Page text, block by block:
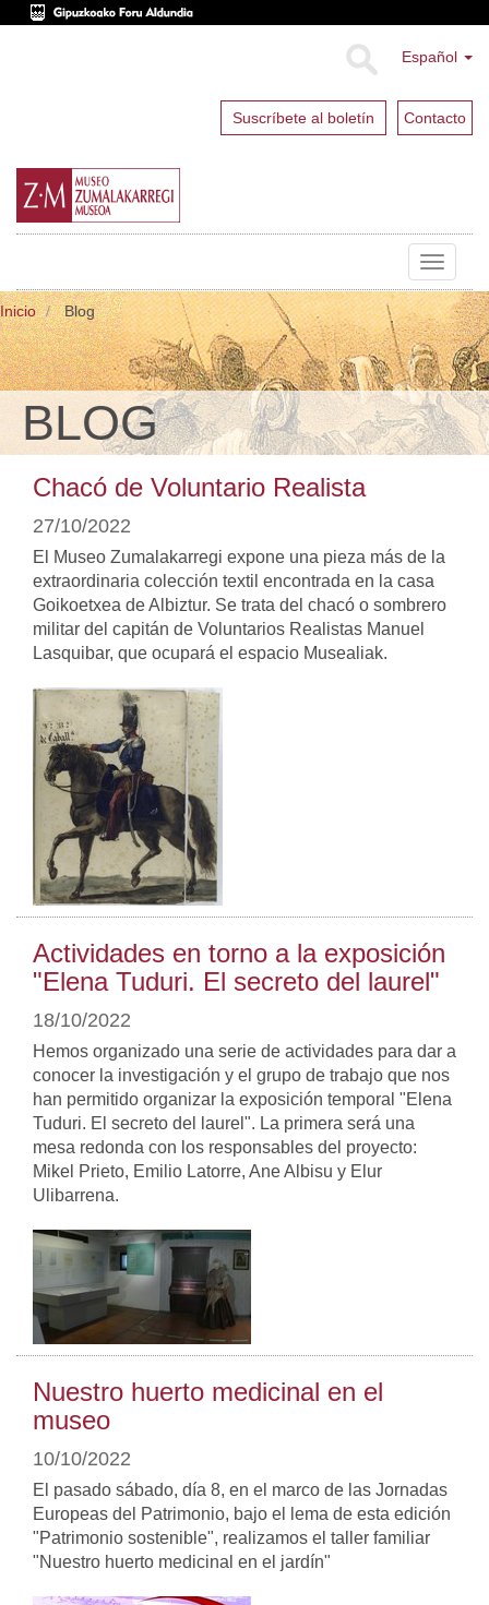
Español
Suscríbete al boletín Contacto
Toggle
Inicio Blog
BLOG
Chacó de Voluntario Realista
27/10/2022
El Museo Zumalakarregi expone una pieza más de la
extraordinaria colección textil encontrada en la casa
Goikoetxea de Albiztur. Se trata del chacó o sombrero
militar del capitán de Voluntarios Realistas Manuel
Lasquibar, que ocupará el espacio Musealiak.
Actividades en torno a la exposición
"Elena Tuduri. El secreto del laurel"
18/10/2022
Hemos organizado una serie de actividades para dar a
conocer la investigación y el grupo de trabajo que nos
han permitido organizar la exposición temporal "Elena
Tuduri. El secreto del laurel". La primera será una
mesa redonda con los responsables del proyecto:
Mikel Prieto, Emilio Latorre, Ane Albisu y Elur
Ulibarrena.
Nuestro huerto medicinal en el
museo
10/10/2022
El pasado sábado, día 8, en el marco de las Jornadas
Europeas del Patrimonio, bajo el lema de esta edición
"Patrimonio sostenible", realizamos el taller familiar
"Nuestro huerto medicinal en el jardín"